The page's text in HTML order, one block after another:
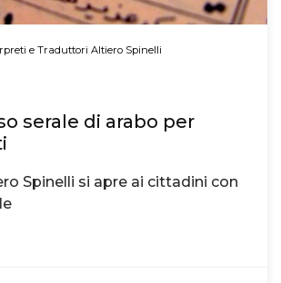
e Traduttori Altiero Spinelli
serale di arabo per
Spinelli si apre ai cittadini con